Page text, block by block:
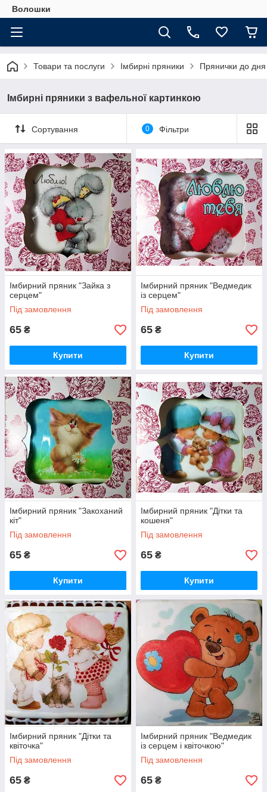
Волошки
Товари та послуги Імбирні пряники Прянички до
Імбирні пряники з вафельної картинкою
Сортування 0 Фільтри
Імбирний пряник "Зайка з
серцем"
Під замовлення
65 ₴
Купити
Імбирний пряник "Ведмедик
із серцем"
Під замовлення
65 ₴
Купити
Імбирний пряник "Закоханий
кіт"
Під замовлення
65 ₴
Купити
Імбирний пряник "Дітки та
кошеня"
Під замовлення
65 ₴
Купити
Імбирний пряник "Дітки та
квіточка"
Під замовлення
65 ₴
Імбирний пряник "Ведмедик
із серцем і квіточкою"
Під замовлення
65 ₴